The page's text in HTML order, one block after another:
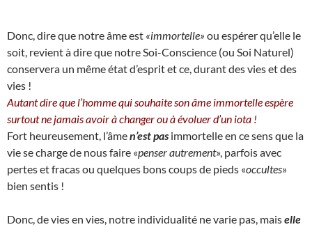
Donc, dire que notre âme est «immortelle» ou espérer qu’elle le
soit, revient à dire que notre Soi-Conscience (ou Soi Naturel)
conservera un même état d’esprit et ce, durant des vies et des
vies !
Autant dire que l’homme qui souhaite son âme immortelle espère
surtout ne jamais avoir à changer ou à évoluer d’un iota !
Fort heureusement, l’âmen’est pas immortelle en ce sens que la
vie se charge de nous faire «penser autrement», parfois avec
pertes et fracas ou quelques bons coups de pieds «occultes»
bien sentis !
Donc, de vies en vies, notre individualité ne varie pas, maiselle